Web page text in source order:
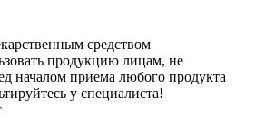
средством
продукцию лицам, не
началом приема любого продукта
у специалиста!